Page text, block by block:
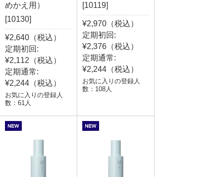
めかえ用）
[10130]
¥2,640（税込）
定期初回:
¥2,112（税込）
定期通常:
¥2,244（税込）
お気に入りの登録人
数：61人
[10119]
¥2,970（税込）
定期初回:
¥2,376（税込）
定期通常:
¥2,244（税込）
お気に入りの登録人
数：108人